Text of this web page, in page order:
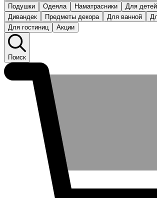
Подушки
Одеяла Наматрасники Для детей
Дивандек
Предметы декора Для ванной
Для гостиниц
Акции
Поиск